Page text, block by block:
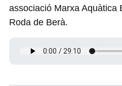
associació Marxa Aquàtica
Roda de Berà.